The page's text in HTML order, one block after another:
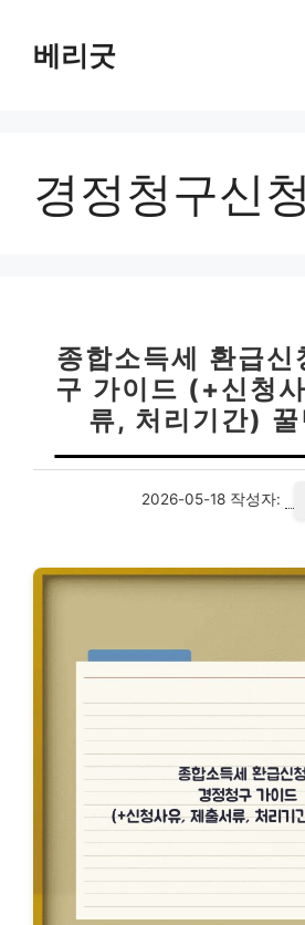
베리굿
경정청구신
종합소득세 환급
구 가이드 (+신청
류, 처리기간)
2026-05-18 작성자: